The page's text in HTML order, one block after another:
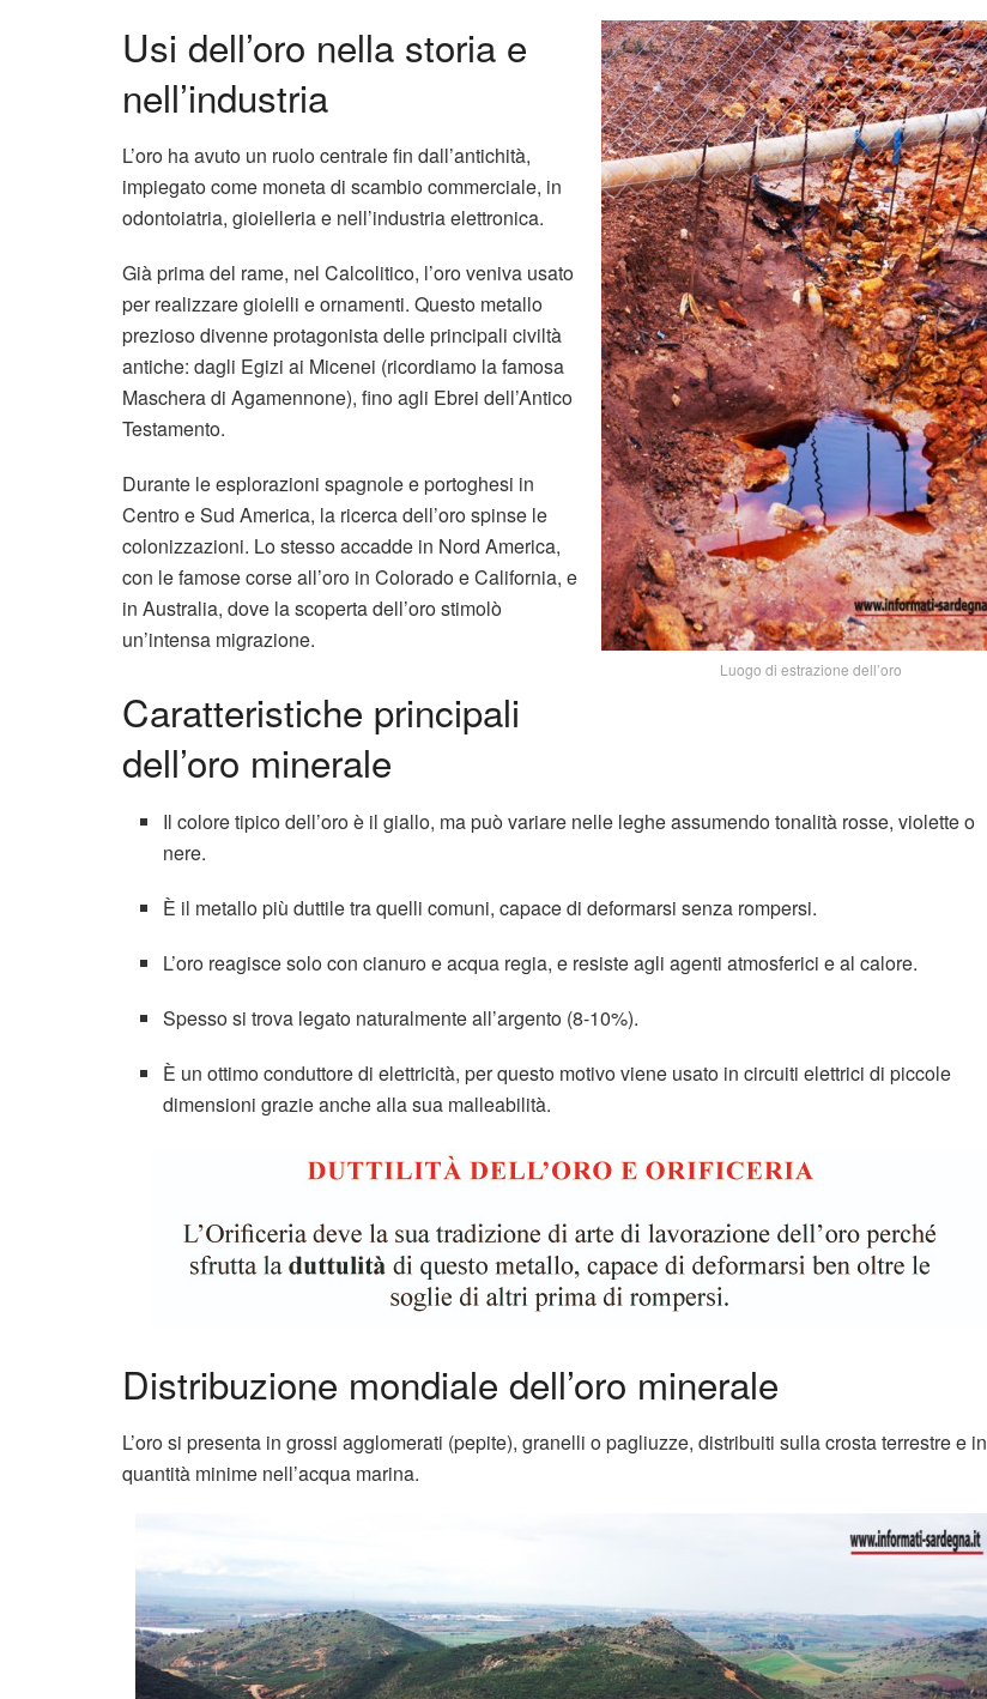
Luogo di estrazione dell’oro
Usi dell’oro nella storia e
nell’industria
L’oro ha avuto un ruolo centrale fin dall’antichità,
impiegato come moneta di scambio commerciale, in
odontoiatria, gioielleria e nell’industria elettronica.
Già prima del rame, nel Calcolitico, l’oro veniva usato
per realizzare gioielli e ornamenti. Questo metallo
prezioso divenne protagonista delle principali civiltà
antiche: dagli Egizi ai Micenei (ricordiamo la famosa
Maschera di Agamennone), fino agli Ebrei dell’Antico
Testamento.
Durante le esplorazioni spagnole e portoghesi in
Centro e Sud America, la ricerca dell’oro spinse le
colonizzazioni. Lo stesso accadde in Nord America,
con le famose corse all’oro in Colorado e California, e
in Australia, dove la scoperta dell’oro stimolò
un’intensa migrazione.
Caratteristiche principali
dell’oro minerale
Il colore tipico dell’oro è il giallo, ma può variare nelle leghe assumendo tonalità rosse, violette o
nere.
È il metallo più duttile tra quelli comuni, capace di deformarsi senza rompersi.
L’oro reagisce solo con cianuro e acqua regia, e resiste agli agenti atmosferici e al calore.
Spesso si trova legato naturalmente all’argento (8-10%).
È un ottimo conduttore di elettricità, per questo motivo viene usato in circuiti elettrici di piccole
dimensioni grazie anche alla sua malleabilità.
Distribuzione mondiale dell’oro minerale
L’oro si presenta in grossi agglomerati (pepite), granelli o pagliuzze, distribuiti sulla crosta terrestre e in
quantità minime nell’acqua marina.